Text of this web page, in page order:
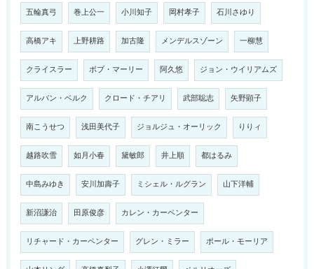
五輪真弓 巻上公一 小川知子 岡村孝子 石川さゆり
高橋アキ 上野耕路 加古隆 メンデルスゾーン 一柳慧
クライスラー ボブ・マーリー 阿久悠 ジョン・ウイリアムズ
アルバン・ベルク クロード・チアリ 武部聡志 矢野顕子
南こうせつ 浅田美代子 ジョルジュ・オーリック りりィ
越路吹雪 如月小春 黛敏郎 井上順 都はるみ
中島みゆき 安川加壽子 ミシェル・ルグラン 山下洋輔
新沼謙治 田原俊彦 カレン・カーペンター
リチャード・カーペンター グレン・ミラー ポール・モーリア